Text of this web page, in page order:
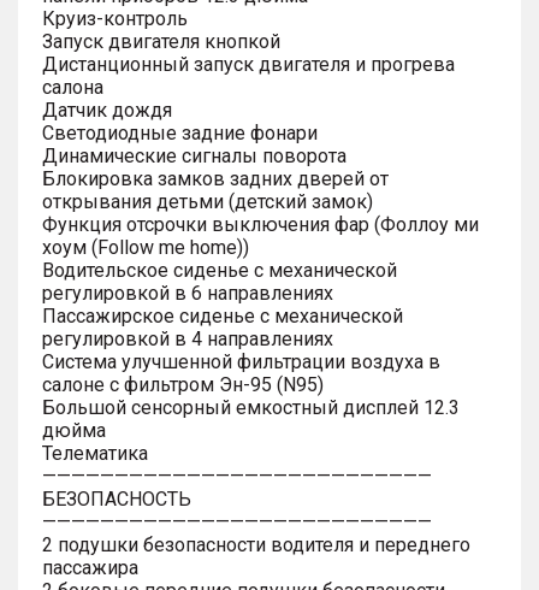
Круиз-контроль
Запуск двигателя кнопкой
Дистанционный запуск двигателя и прогрева
салона
Датчик дождя
Светодиодные задние фонари
Динамические сигналы поворота
Блокировка замков задних дверей от
открывания детьми (детский замок)
Функция отсрочки выключения фар (Фоллоу ми
хоум (Follow me home))
Водительское сиденье с механической
регулировкой в 6 направлениях
Пассажирское сиденье с механической
регулировкой в 4 направлениях
Система улучшенной фильтрации воздуха в
салоне с фильтром Эн-95 (N95)
Большой сенсорный емкостный дисплей 12.3
дюйма
Телематика
———————————————————————————
БЕЗОПАСНОСТЬ
———————————————————————————
2 подушки безопасности водителя и переднего
пассажира